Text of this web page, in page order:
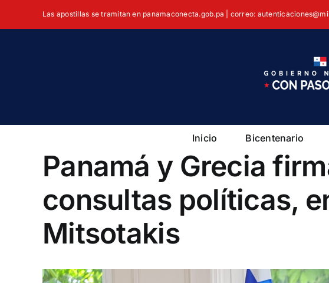
Las apostillas se tramitan en panamaconecta.gob.pa | correo:
Inicio Bicentenario
Panamá y Grecia
consultas políticas,
Mitsotakis
View